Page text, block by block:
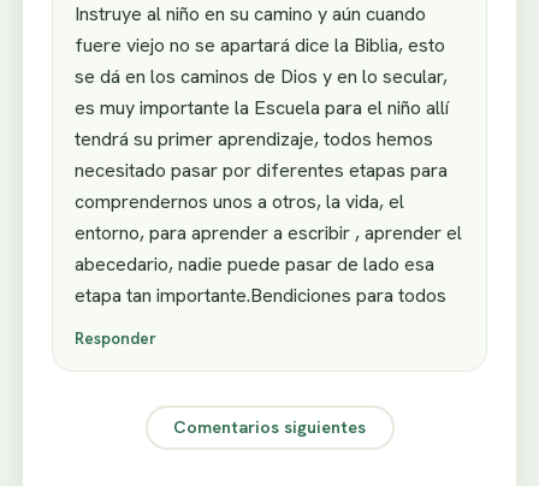
Instruye al niño en su camino y aún cuando
fuere viejo no se apartará dice la Biblia, esto
se dá en los caminos de Dios y en lo secular,
es muy importante la Escuela para el niño allí
tendrá su primer aprendizaje, todos hemos
necesitado pasar por diferentes etapas para
comprendernos unos a otros, la vida, el
entorno, para aprender a escribir , aprender el
abecedario, nadie puede pasar de lado esa
etapa tan importante.Bendiciones para todos
Responder
Comentarios siguientes